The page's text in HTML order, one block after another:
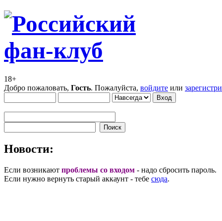
18+
Добро пожаловать, Гость. Пожалуйста, войдите или
Новости:
Если возникают проблемы со входом - надо сбросить пароль.
Если нужно вернуть старый аккаунт - тебе сюда.